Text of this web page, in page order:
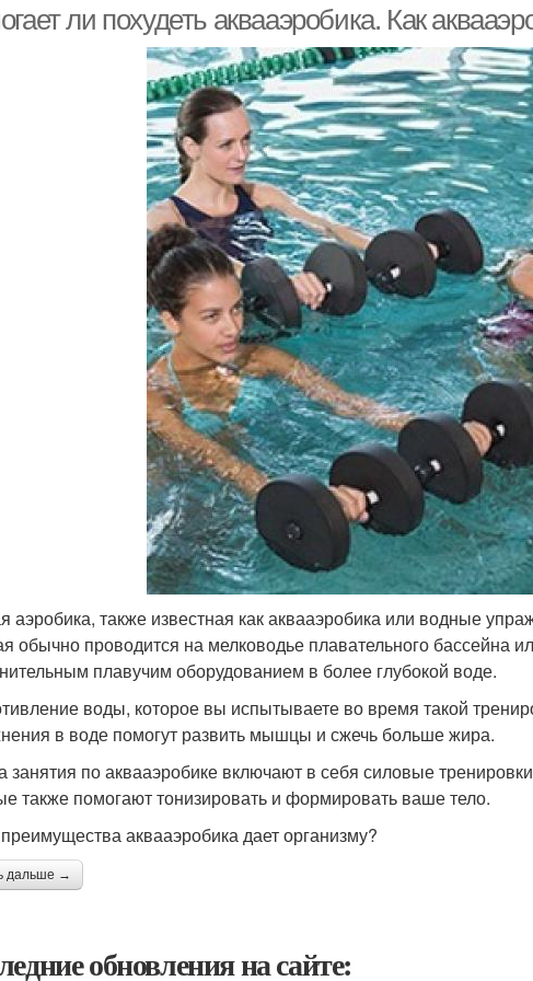
ли похудеть аквааэробика. Как
аэробика, также известная как аквааэробика или водные
обычно проводится на мелководье плавательного бассейна
плавучим оборудованием в более глубокой воде.
воды, которое вы испытываете во время такой
в воде помогут развить мышцы и сжечь больше жира.
занятия по аквааэробике включают в себя силовые
также помогают тонизировать и формировать ваше тело.
аквааэробика дает организму?
дальше →
обновления на сайте: